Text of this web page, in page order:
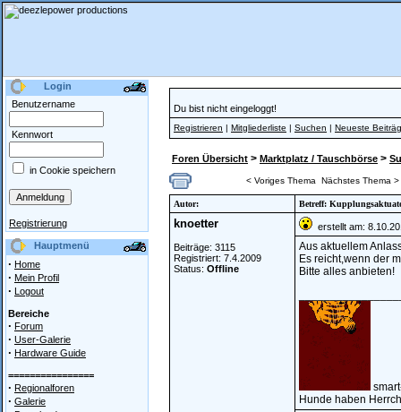
Login
Benutzername
Kennwort
in Cookie speichern
Registrierung
Hauptmenü
· Home
· Mein Profil
· Logout
Bereiche
· Forum
· User-Galerie
· Hardware Guide
================
· Regionalforen
· Galerie
Du bist nicht eingeloggt!
Registrieren | Mitgliederliste | Suchen | Neueste
Foren Übersicht > Marktplatz / Tauschbörse >
< Voriges Thema Nächstes Thema >
Autor: Betreff:
knoetter
Beiträge: 3115
Registriert: 7.4.2009
Status: Offline
erstellt am:
Aus aktuellem
Es reicht,wenn der
Bitte alles anbieten!
Hunde haben